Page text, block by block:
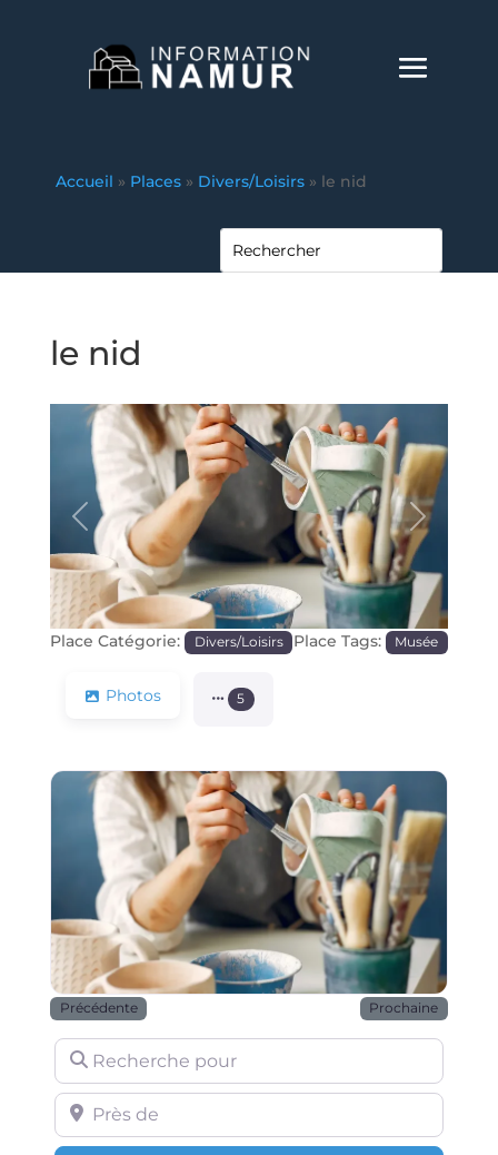
Accueil » Places » Divers/Loisirs » le nid
le nid
Précédente Prochaine
Place Catégorie: Divers/Loisirs Place Tags: Musée
Photos 5
Précédente Prochaine
Recherche pour
Près de